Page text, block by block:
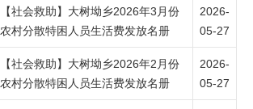
【社会救助】大树坳乡2026年3月份
农村分散特困人员生活费发放名册
2026-
05-27
【社会救助】大树坳乡2026年2月份
农村分散特困人员生活费发放名册
2026-
05-27